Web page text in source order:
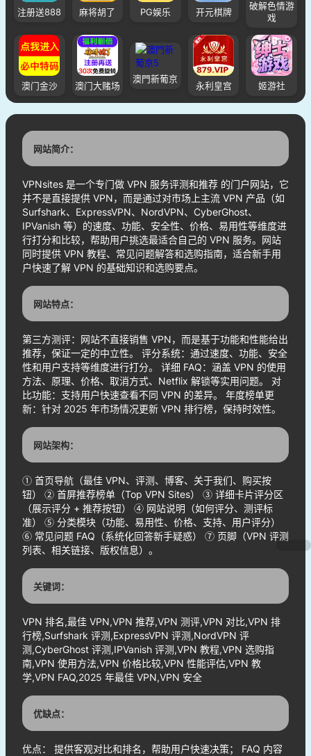
注册送888 麻将胡了 PG娱乐 开元棋牌
破解色情游
戏
澳门金沙 澳门大赌场
澳門新葡京
永利皇宫 姬游社
网站简介：
VPNsites 是一个专门做 VPN 服务评测和推荐 的门户网站，它
并不是直接提供 VPN，而是通过对市场上主流 VPN 产品（如
Surfshark、ExpressVPN、NordVPN、CyberGhost、
IPVanish 等）的速度、功能、安全性、价格、易用性等维度进
行打分和比较，帮助用户挑选最适合自己的 VPN 服务。网站
同时提供 VPN 教程、常见问题解答和选购指南，适合新手用
户快速了解 VPN 的基础知识和选购要点。
网站特点：
第三方测评：网站不直接销售 VPN，而是基于功能和性能给出
推荐，保证一定的中立性。 评分系统：通过速度、功能、安全
性和用户支持等维度进行打分。 详细 FAQ：涵盖 VPN 的使用
方法、原理、价格、取消方式、Netflix 解锁等实用问题。 对
比功能：支持用户快速查看不同 VPN 的差异。 年度榜单更
新：针对 2025 年市场情况更新 VPN 排行榜，保持时效性。
网站架构：
① 首页导航（最佳 VPN、评测、博客、关于我们、购买按
钮） ② 首屏推荐榜单（Top VPN Sites） ③ 详细卡片评分区
（展示评分 + 推荐按钮） ④ 网站说明（如何评分、测评标
准） ⑤ 分类模块（功能、易用性、价格、支持、用户评分）
⑥ 常见问题 FAQ（系统化回答新手疑惑） ⑦ 页脚（VPN 评测
列表、相关链接、版权信息）。
关键词：
VPN 排名,最佳 VPN,VPN 推荐,VPN 测评,VPN 对比,VPN 排
行榜,Surfshark 评测,ExpressVPN 评测,NordVPN 评
测,CyberGhost 评测,IPVanish 评测,VPN 教程,VPN 选购指
南,VPN 使用方法,VPN 价格比较,VPN 性能评估,VPN 教
学,VPN FAQ,2025 年最佳 VPN,VPN 安全
优缺点：
优点： 提供客观对比和排名，帮助用户快速决策； FAQ 内容